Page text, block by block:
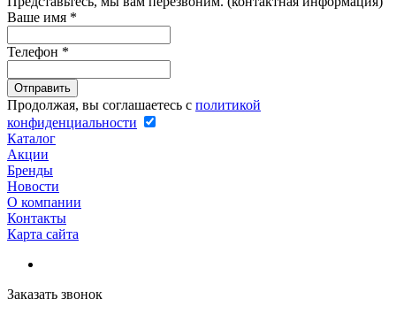
Ваше имя *
Телефон *
Продолжая, вы соглашаетесь с политикой
конфиденциальности
Каталог
Акции
Бренды
Новости
О компании
Контакты
Карта сайта
Заказать звонок